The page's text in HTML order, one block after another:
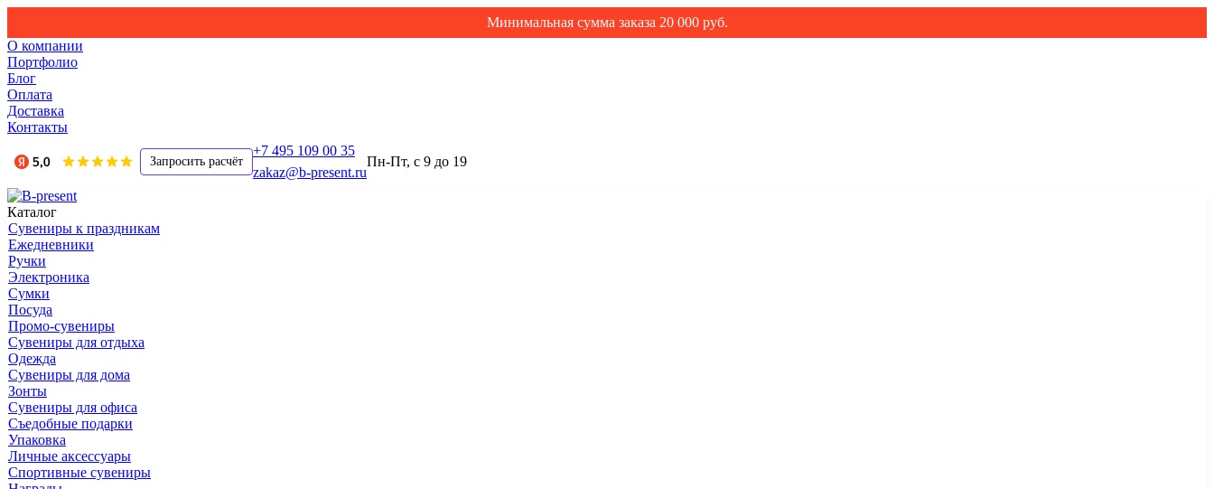
Минимальная сумма заказа 20 000 руб.
О компании
Портфолио
Блог
Оплата
Доставка
Контакты
Запросить расчёт
+7 495 109 00 35
zakaz@b-present.ru
Пн-Пт, с 9 до 19
Каталог
Сувениры к праздникам
Ежедневники
Ручки
Электроника
Сумки
Посуда
Промо-сувениры
Сувениры для отдыха
Одежда
Сувениры для дома
Зонты
Сувениры для офиса
Съедобные подарки
Упаковка
Личные аксессуары
Спортивные сувениры